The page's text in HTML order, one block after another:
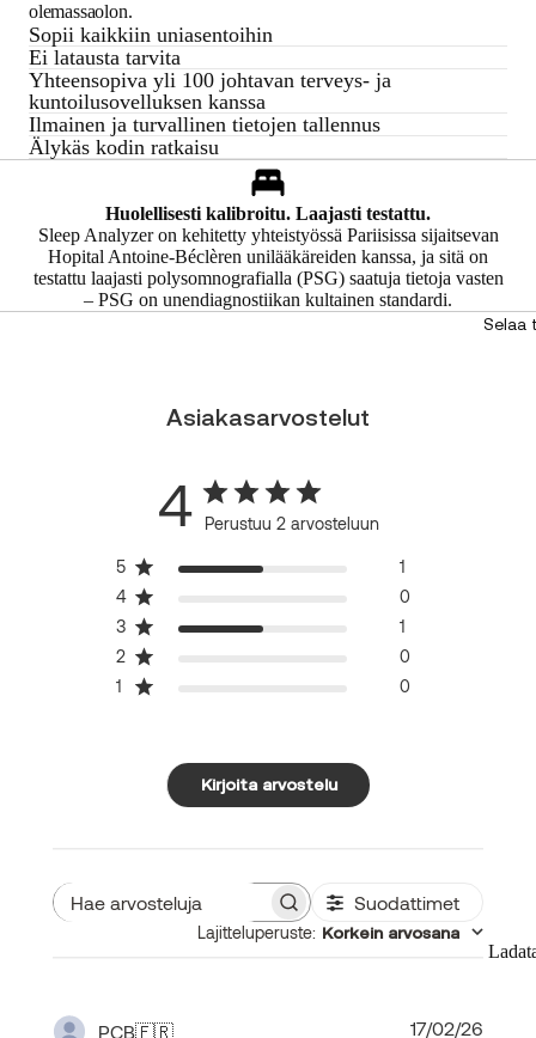
Selaa
olemassaolon.
Sopii kaikkiin uniasentoihin
Ei latausta tarvita
Yhteensopiva yli 100 johtavan terveys- ja
kuntoilusovelluksen kanssa
Ilmainen ja turvallinen tietojen tallennus
Älykäs kodin ratkaisu
Huolellisesti kalibroitu. Laajasti testattu.
Sleep Analyzer on kehitetty yhteistyössä Pariisissa sijaitsevan
Hopital Antoine-Béclèren unilääkäreiden kanssa, ja sitä on
testattu laajasti polysomnografialla (PSG) saatuja tietoja vasten
– PSG on unendiagnostiikan kultainen standardi.
Asiakasarvostelut
4 Perustuu 2 arvosteluun
5
1
4
0
3
1
2
0
1
0
Kirjoita arvostelu
Hae
arvosteluja
Suodattimet
Lajitteluperuste: Korkein arvosana
PCB🇫🇷 17/02/26